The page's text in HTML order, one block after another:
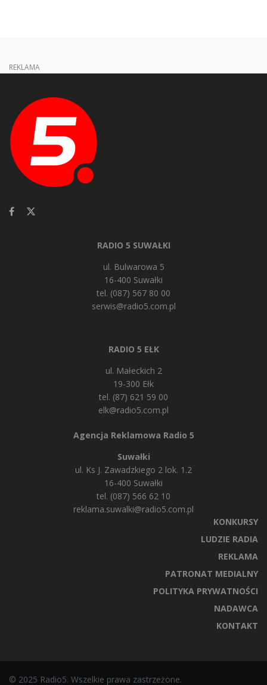
REKLAMA
RADIO 5 SUWAŁKI
ul. Bulwarowa 5
16-400 Suwałki
tel. (087) 567 80 00
serwis@radio5.com.pl
RADIO 5 EŁK
ul. Małeckich 2
19-300 Ełk
tel. (87) 621 59 00
elk@radio5.com.pl
Agencja Reklamowa Radio 5
Suwałki
ul. Ks J. Zawadzkiego 2 lok. 1.2
16-400 Suwałki
tel. (087) 566 62 10
reklama.suwalki@radio5.com.pl
KONKURSY
LUDZIE RADIA
REKLAMA
PATRONAT MEDIALNY
POLITYKA PRYWATNOŚCI
NADAWCA
KONTAKT
© 2025 Radio5. Wszelkie prawa zastrzeżone.